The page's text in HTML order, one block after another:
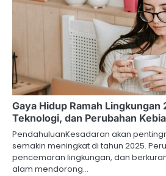
Gaya Hidup Ramah Lingkungan
Teknologi, dan Perubahan
PendahuluanKesadaran akan
semakin meningkat di tahun 2025.
pencemaran lingkungan, dan
alam mendorong…